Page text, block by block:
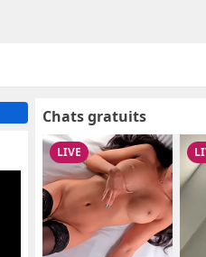
Chats gratuits